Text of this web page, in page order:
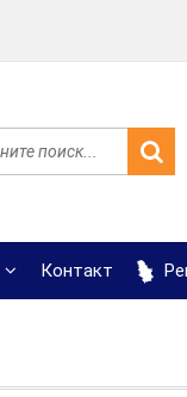
Контакт